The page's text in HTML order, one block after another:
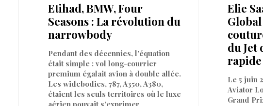
Etihad, BMW, Four
Seasons : La révolution du
narrowbody
Pendant des décennies, l’équation
était simple : vol long-courrier
premium égalait avion à double allée.
Les widebodies, 787, A350, A380,
étaient les seuls territoires où le luxe
aérien pouvait s’exprimer
Elie
du Jet
Le 5 juin
Aviator
Grand